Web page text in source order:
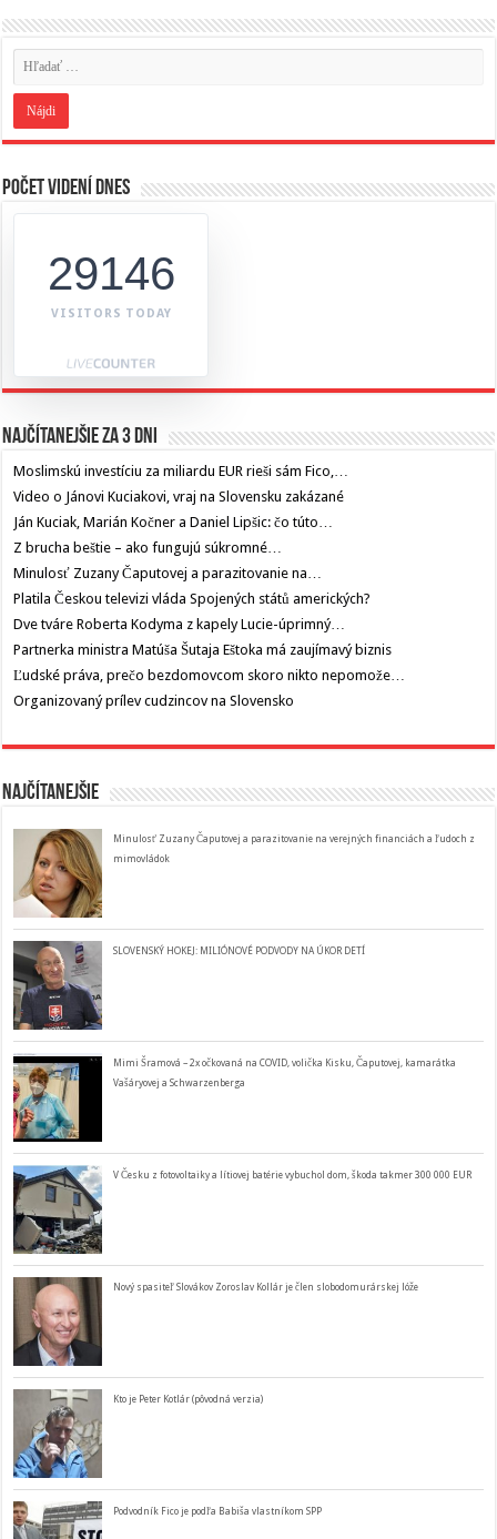
Počet videní dnes
29146
VISITORS TODAY
Najčítanejšie za 3 dni
Moslimskú investíciu za miliardu EUR rieši sám Fico,…
Video o Jánovi Kuciakovi, vraj na Slovensku zakázané
Ján Kuciak, Marián Kočner a Daniel Lipšic: čo túto…
Z brucha beštie – ako fungujú súkromné…
Minulosť Zuzany Čaputovej a parazitovanie na…
Platila Českou televizi vláda Spojených států amerických?
Dve tváre Roberta Kodyma z kapely Lucie-úprimný…
Partnerka ministra Matúša Šutaja Eštoka má zaujímavý biznis
Ľudské práva, prečo bezdomovcom skoro nikto nepomože…
Organizovaný prílev cudzincov na Slovensko
Najčítanejšie
Minulosť Zuzany Čaputovej a parazitovanie na verejných financiách a ľudoch z
mimovládok
SLOVENSKÝ HOKEJ: MILIÓNOVÉ PODVODY NA ÚKOR DETÍ
Mimi Šramová – 2x očkovaná na COVID, volička Kisku, Čaputovej, kamarátka
Vašáryovej a Schwarzenberga
V Česku z fotovoltaiky a lítiovej batérie vybuchol dom, škoda takmer 300 000 EUR
Nový spasiteľ Slovákov Zoroslav Kollár je člen slobodomurárskej lóže
Kto je Peter Kotlár (pôvodná verzia)
Podvodník Fico je podľa Babiša vlastníkom SPP